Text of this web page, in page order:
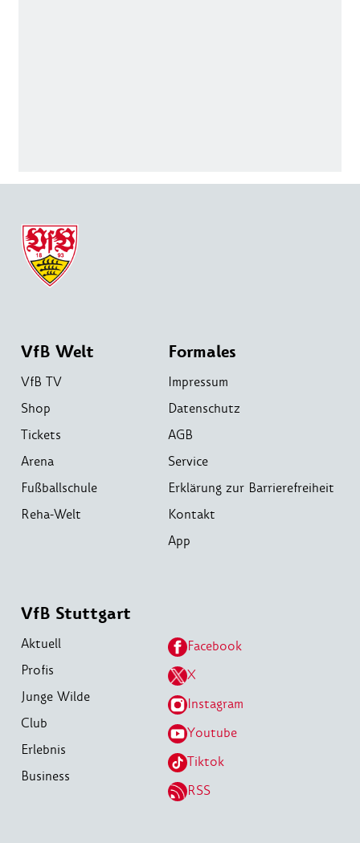
VfB Welt
VfB TV
Shop
Tickets
Arena
Fußballschule
Reha-Welt
Formales
Impressum
Datenschutz
AGB
Service
Erklärung zur Barrierefreiheit
Kontakt
App
VfB Stuttgart
Aktuell
Profis
Junge Wilde
Club
Erlebnis
Business
Facebook
X
Instagram
Youtube
Tiktok
RSS